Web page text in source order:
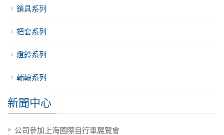
鎖具系列
把套系列
燈鈴系列
輔輪系列
新聞中心
公司參加上海國際自行車展覽會